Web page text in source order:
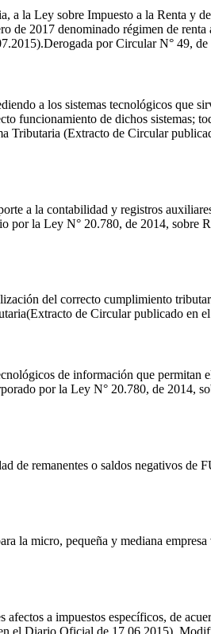
la Ley sobre Impuesto a la Renta y
de 2017 denominado régimen de
por Circular N° 49, de
a los sistemas tecnológicos que
funcionamiento de dichos sistemas;
Tributaria (Extracto de Circular
a la contabilidad y registros
por la Ley N° 20.780, de 2014,
del correcto cumplimiento
de Circular publicado en
de información que permitan
por la Ley N° 20.780, de 2014,
de remanentes o saldos negativos
la micro, pequeña y mediana
a impuestos específicos, de
el Diario Oficial de 17.06.2015).